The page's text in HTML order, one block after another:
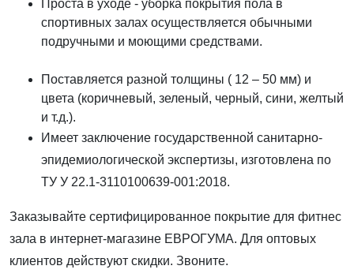
Проста в уходе - уборка покрытия пола в
спортивных залах осуществляется обычными
подручными и моющими средствами.
Поставляется разной толщины ( 12 – 50 мм) и
цвета (коричневый, зеленый, черный, сини, желтый
и т.д.).
Имеет заключение государственной санитарно-
эпидемиологической экспертизы, изготовлена по
ТУ У 22.1-3110100639-001:2018.
Заказывайте сертифицированное покрытие для фитнес
зала в интернет-магазине ЕВРОГУМА. Для оптовых
клиентов действуют скидки. Звоните.